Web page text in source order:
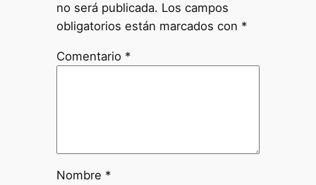
no será publicada. Los campos
obligatorios están marcados con *
Comentario *
Nombre *